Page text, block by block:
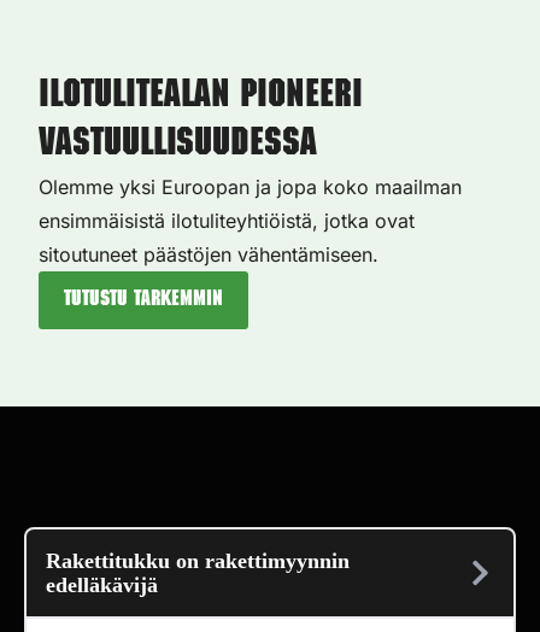
Ilotulitealan pioneeri
vastuullisuudessa
Olemme yksi Euroopan ja jopa koko maailman
ensimmäisistä ilotuliteyhtiöistä, jotka ovat
sitoutuneet päästöjen vähentämiseen.
Tutustu tarkemmin
Rakettitukku on rakettimyynnin
edelläkävijä